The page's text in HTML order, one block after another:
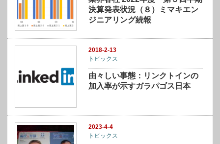
決算発表状況（８）ミマキエン
ジニアリング続報
2018-2-13
トピックス
由々しい事態：リンクトインの
加入率が示すガラパゴス日本
2023-4-4
トピックス